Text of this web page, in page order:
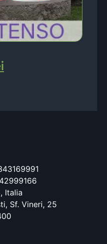
Italia
Sf. Vineri, 25